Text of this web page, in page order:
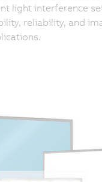
light interference
reliability, and